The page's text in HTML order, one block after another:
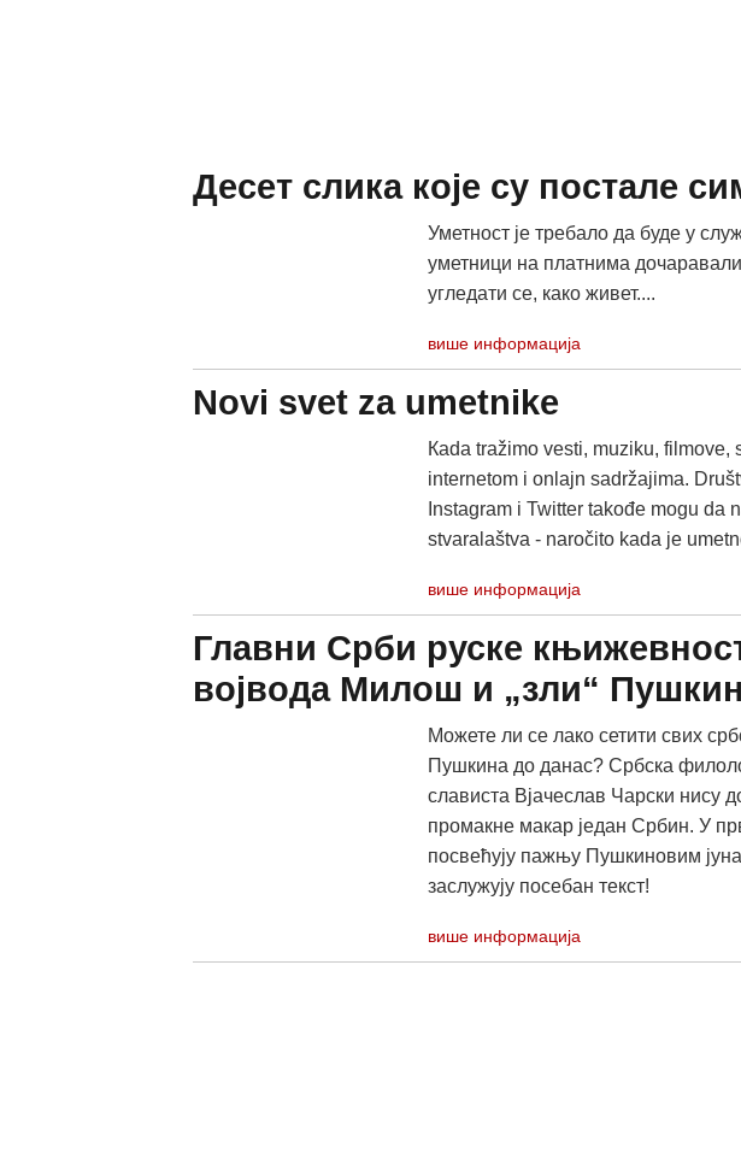
Десет слика које су постале
Уметност је требало да буде у
уметници на платнима
угледати се, како живет....
више информација
Novi svet za umetnike
Кada tražimo vesti, muziku,
internetom i onlajn sadržajima.
Instagram i Twitter takođe mogu da
stvaralaštva - naročito kada je
више информација
Главни Срби руске
војвода Милош и „зли“
Можете ли се лако сетити свих
Пушкина до данас? Србска
слависта Вјачеслав Чарски нису
промакне макар један Србин. У
посвећују пажњу Пушкиновим
заслужују посебан текст!
више информација